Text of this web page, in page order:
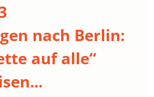
nach Berlin:
auf alle“